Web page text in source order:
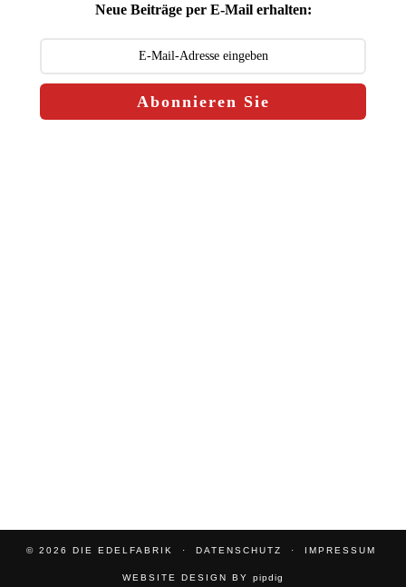
Neue Beiträge per E-Mail erhalten:
Abonnieren Sie
© 2026 DIE EDELFABRIK DATENSCHUTZ IMPRESSUM
WEBSITE DESIGN BY pipdig